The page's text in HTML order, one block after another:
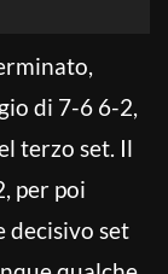
di 7-6 6-2,
terzo set. Il
per poi
decisivo set